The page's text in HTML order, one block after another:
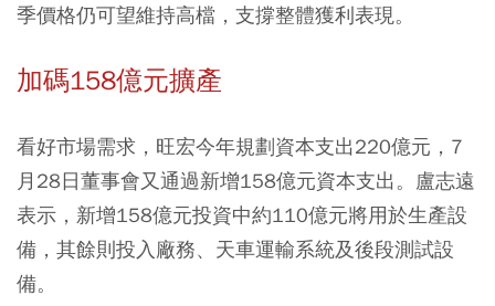
季價格仍可望維持高檔，支撐整體獲利表現。
加碼158億元擴產
看好市場需求，旺宏今年規劃資本支出220億元，7
月28日董事會又通過新增158億元資本支出。盧志遠
表示，新增158億元投資中約110億元將用於生產設
備，其餘則投入廠務、天車運輸系統及後段測試設
備。